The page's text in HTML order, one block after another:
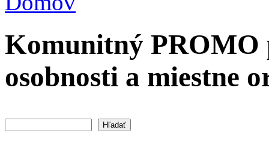
Komunitný
osobnosti a miestne